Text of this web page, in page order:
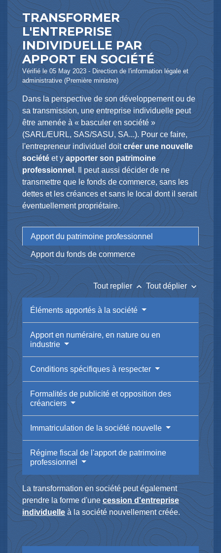
TRANSFORMER
L'ENTREPRISE
INDIVIDUELLE PAR
APPORT EN SOCIÉTÉ
Vérifié le 05 May 2023 - Direction de l'information légale et
administrative (Première ministre)
Dans la perspective de son développement ou de
sa transmission, une entreprise individuelle peut
être amenée à « basculer en société »
(SARL/EURL, SAS/SASU, SA...). Pour ce faire,
l'entrepreneur individuel doitcréer une nouvelle
sociétéet yapporter son patrimoine
professionnel . Il peut aussi décider de ne
transmettre que le fonds de commerce, sans les
dettes et les créances et sans le local dont il serait
éventuellement propriétaire.
Apport du patrimoine professionnel
Apport du fonds de commerce
Tout replier keyboard_arrow_up Tout déplier keyboard_arrow_down
Éléments apportés à la société
Apport en numéraire, en nature ou en
industrie
Conditions spécifiques à respecter
Formalités de publicité et opposition des
créanciers
Immatriculation de la société nouvelle
Régime fiscal de l'apport de patrimoine
professionnel
La transformation en société peut également
prendre la forme d'unecession d'entreprise
individuelleà la société nouvellement créée.